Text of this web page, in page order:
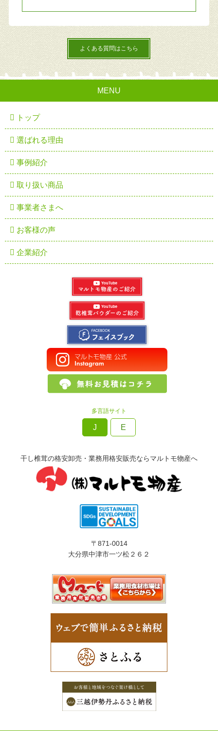
よくある質問はこちら
MENU
トップ
選ばれる理由
事例紹介
取り扱い商品
事業者さまへ
お客様の声
企業紹介
多言語サイト
J E
干し椎茸の格安卸売・業務用格安販売ならマルトモ物産へ
〒871-0014
大分県中津市一ツ松２６２